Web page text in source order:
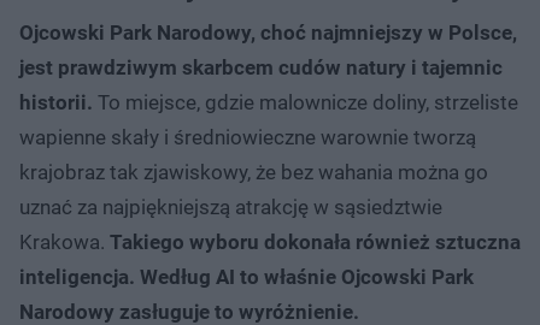
Ojcowski Park Narodowy, choć najmniejszy w Polsce,
jest prawdziwym skarbcem cudów natury i tajemnic
historii. To miejsce, gdzie malownicze doliny, strzeliste
wapienne skały i średniowieczne warownie tworzą
krajobraz tak zjawiskowy, że bez wahania można go
uznać za najpiękniejszą atrakcję w sąsiedztwie
Krakowa. Takiego wyboru dokonała również sztuczna
inteligencja. Według AI to właśnie Ojcowski Park
Narodowy zasługuje to wyróżnienie.